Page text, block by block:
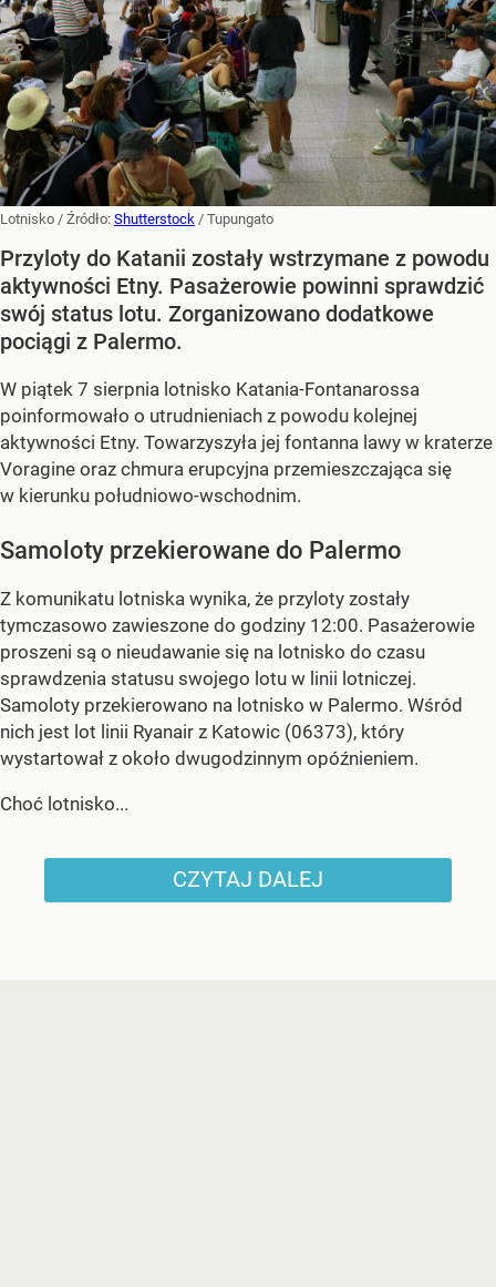
Lotnisko / Źródło: Shutterstock / Tupungato
Przyloty do Katanii zostały wstrzymane z powodu
aktywności Etny. Pasażerowie powinni sprawdzić
swój status lotu. Zorganizowano dodatkowe
pociągi z Palermo.
W piątek 7 sierpnia lotnisko Katania-Fontanarossa
poinformowało o utrudnieniach z powodu kolejnej
aktywności Etny. Towarzyszyła jej fontanna lawy w kraterze
Voragine oraz chmura erupcyjna przemieszczająca się
w kierunku południowo-wschodnim.
Samoloty przekierowane do Palermo
Z komunikatu lotniska wynika, że przyloty zostały
tymczasowo zawieszone do godziny 12:00. Pasażerowie
proszeni są o nieudawanie się na lotnisko do czasu
sprawdzenia statusu swojego lotu w linii lotniczej.
Samoloty przekierowano na lotnisko w Palermo. Wśród
nich jest lot linii Ryanair z Katowic (06373), który
wystartował z około dwugodzinnym opóźnieniem.
Choć lotnisko...
CZYTAJ DALEJ